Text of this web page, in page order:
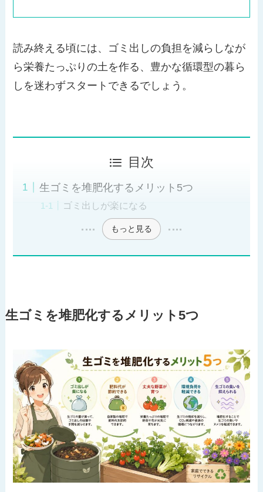
読み終える頃には、ゴミ出しの負担を減らしなが
ら栄養たっぷりの土を作る、豊かな循環型の暮ら
しを迷わずスタートできるでしょう。
目次
生ゴミを堆肥化するメリット5つ
ゴミ出しが楽になる
もっと見る
生ゴミを堆肥化するメリット5つ